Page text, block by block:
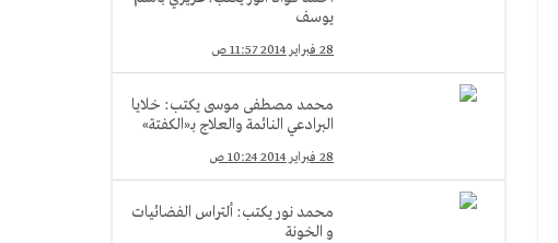
يوسف
28 فبراير 2014 11:57 ص
محمد مصطفى موسى يكتب: خلايا
البرادعي النائمة والعلاج بـ«الكفتة»
28 فبراير 2014 10:24 ص
محمد نور يكتب: ألتراس الفضائيات
و الخونة